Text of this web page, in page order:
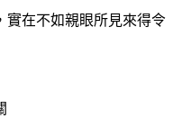
實在不如親眼所見來得令